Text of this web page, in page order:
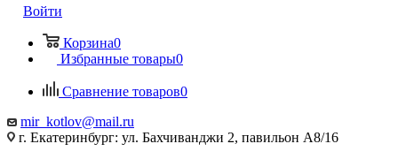
Войти
Корзина0
Избранные товары0
Сравнение товаров0
mir_kotlov@mail.ru
г. Екатеринбург: ул. Бахчиванджи 2, павильон А8/16